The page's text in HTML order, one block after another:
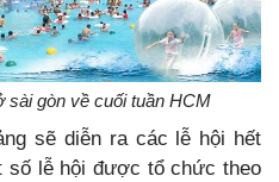
sài gòn về cuối tuần HCM
sẽ diễn ra các lễ hội hết
số lễ hội được tổ chức theo